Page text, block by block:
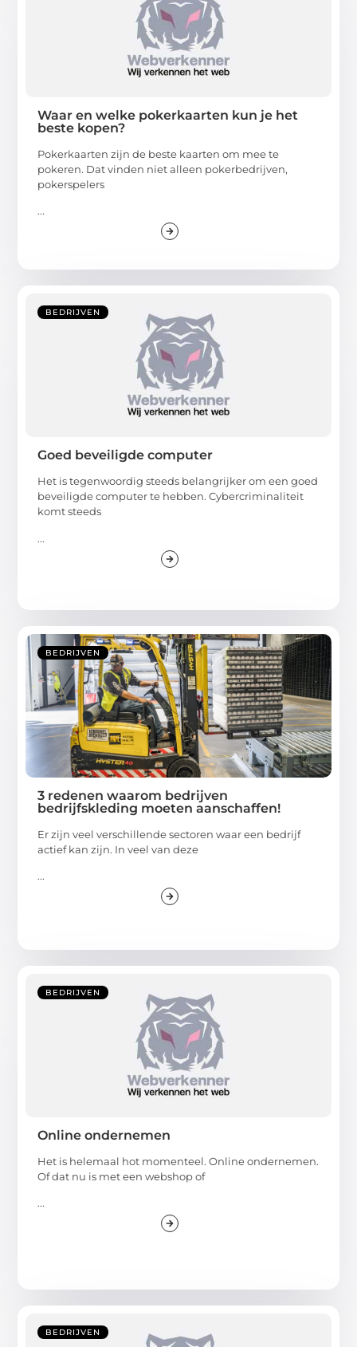
Waar en welke pokerkaarten kun je het
beste kopen?
Pokerkaarten zijn de beste kaarten om mee te
pokeren. Dat vinden niet alleen pokerbedrijven,
pokerspelers
...
BEDRIJVEN
Goed beveiligde computer
Het is tegenwoordig steeds belangrijker om een goed
beveiligde computer te hebben. Cybercriminaliteit
komt steeds
...
BEDRIJVEN
3 redenen waarom bedrijven
bedrijfskleding moeten aanschaffen!
Er zijn veel verschillende sectoren waar een bedrijf
actief kan zijn. In veel van deze
...
BEDRIJVEN
Online ondernemen
Het is helemaal hot momenteel. Online ondernemen.
Of dat nu is met een webshop of
...
BEDRIJVEN